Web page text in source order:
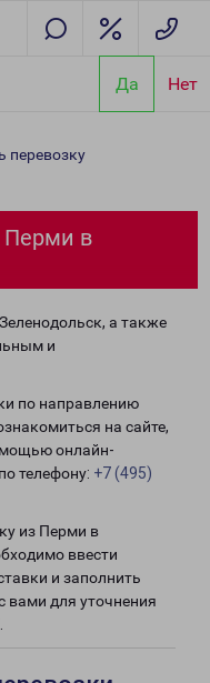
Да Нет
перевозку
Перми в
а также
и
по направлению
на сайте,
онлайн-
телефону: +7 (495)
из Перми в
ввести
и заполнить
вами для уточнения